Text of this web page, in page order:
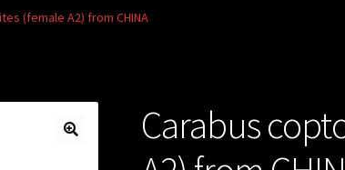
(female A2) from CHINA
Carabus